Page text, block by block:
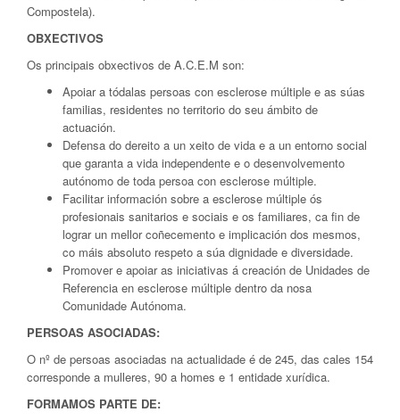
Compostela).
OBXECTIVOS
Os principais obxectivos de A.C.E.M son:
Apoiar a tódalas persoas con esclerose múltiple e as súas
familias, residentes no territorio do seu ámbito de
actuación.
Defensa do dereito a un xeito de vida e a un entorno social
que garanta a vida independente e o desenvolvemento
autónomo de toda persoa con esclerose múltiple.
Facilitar información sobre a esclerose múltiple ós
profesionais sanitarios e sociais e os familiares, ca fin de
lograr un mellor coñecemento e implicación dos mesmos,
co máis absoluto respeto a súa dignidade e diversidade.
Promover e apoiar as iniciativas á creación de Unidades de
Referencia en esclerose múltiple dentro da nosa
Comunidade Autónoma.
PERSOAS ASOCIADAS:
O nº de persoas asociadas na actualidade é de 245, das cales 154
corresponde a mulleres, 90 a homes e 1 entidade xurídica.
FORMAMOS PARTE DE: